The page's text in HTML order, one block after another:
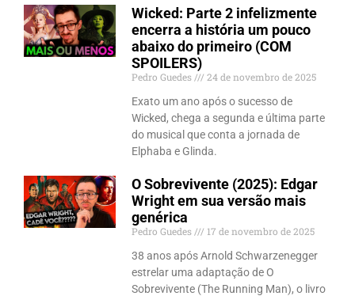
Wicked: Parte 2 infelizmente
encerra a história um pouco
abaixo do primeiro (COM
SPOILERS)
Pedro Guedes
24 de novembro de 2025
Exato um ano após o sucesso de
Wicked, chega a segunda e última parte
do musical que conta a jornada de
Elphaba e Glinda.
O Sobrevivente (2025): Edgar
Wright em sua versão mais
genérica
Pedro Guedes
17 de novembro de 2025
38 anos após Arnold Schwarzenegger
estrelar uma adaptação de O
Sobrevivente (The Running Man), o livro